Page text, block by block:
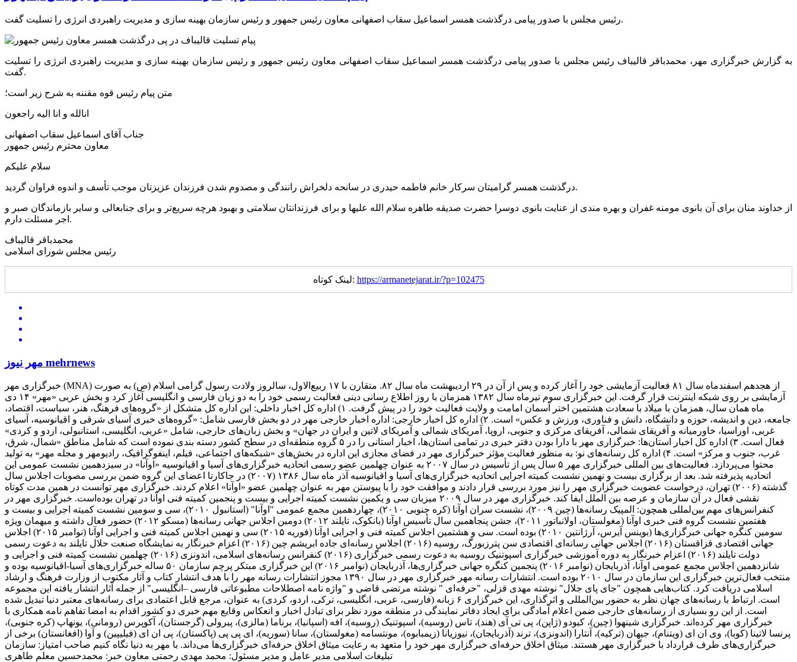
رئیس مجلس با صدور پیامی درگذشت همسر اسماعیل سقاب اصفهانی معاون رئیس جمهور و رئیس سازمان بهینه سازی و مدیریت راهبردی انرژی را تسلیت گفت.
به گزارش خبرگزاری مهر، محمدباقر قالیباف رئیس مجلس با صدور پیامی درگذشت همسر اسماعیل سقاب اصفهانی معاون رئیس جمهور و رئیس سازمان بهینه سازی و مدیریت راهبردی انرژی را تسلیت
گفت.
متن پیام رئیس قوه مقننه به شرح زیر است؛
انالله و انا الیه راجعون
جناب آقای اسماعیل سقاب اصفهانی
معاون محترم رئیس جمهور
سلام علیکم
درگذشت همسر گرامیتان سرکار خانم فاطمه حیدری در سانحه دلخراش رانندگی و مصدوم شدن فرزندان عزیزتان موجب تأسف و اندوه فراوان گردید.
از خداوند منان برای آن بانوی مومنه غفران و بهره مندی از عنایت بانوی دوسرا
حضرت صدیقه طاهره سلام الله علیها و برای فرزندانتان سلامتی و بهبود هرچه سریع‌تر و برای جنابعالی و سایر بازماندگان صبر و
اجر مسئلت دارم.
محمدباقر قالیباف
رئیس مجلس شورای اسلامی
لینک کوتاه: https://armanetejarat.ir/?p=102475
مهر نیوز mehrnews
خبرگزاری مهر (MNA) از هجدهم اسفندماه سال ۸۱ فعالیت آزمایشی خود را آغاز کرده و پس از آن در ۲۹ اردیبهشت ماه سال ۸۲. متقارن با ۱۷ ربیع‌الاول، سالروز ولادت رسول گرامی اسلام (ص) به صورت
آزمایشی بر روی شبکه اینترنت قرار گرفت. این خبرگزاری سوم تیرماه سال ۱۳۸۲ همزمان با روز اطلاع رسانی دینی فعالیت رسمی خود را به دو زبان فارسی و انگلیسی آغاز کرد و بخش عربی «مهر» ۱۴ دی
ماه همان سال، همزمان با میلاد با سعادت هشتمین اختر آسمان امامت و ولایت فعالیت خود را در پیش گرفت. ۱) اداره کل اخبار داخلی: این اداره کل متشکل از «گروه‌های فرهنگ، هنر، سیاست، اقتصاد،
جامعه، دین و اندیشه، حوزه و دانشگاه، دانش و فناوری، ورزش و عکس» است. ۲) اداره کل اخبار خارجی: اداره اخبار خارجی مهر در دو بخش فارسی شامل: «گروه‌های خبری آسیای شرقی و اقیانوسیه، آسیای
غربی، اوراسیا، خاورمیانه و آفریقای شمالی، آفریقای مرکزی و جنوبی، اروپا، آمریکای شمالی و آمریکای لاتین و ایران در جهان» و بخش زبان‌های خارجی، شامل «عربی، انگلیسی، استانبولی، اردو و کردی»
فعال است. ۳) اداره کل اخبار استان‌ها: خبرگزاری مهر با دارا بودن دفتر خبری در تمامی استان‌ها، اخبار استانی را در ۵ گروه منطقه‌ای در سطح کشور دسته بندی نموده است که شامل مناطق «شمال، شرق،
غرب، جنوب و مرکز» است. ۴) اداره کل رسانه‌های نو: به منظور فعالیت مؤثر خبرگزاری مهر در فضای مجازی این اداره در بخش‌های «شبکه‌های اجتماعی، فیلم، اینفوگرافیک، رادیومهر و مجله مهر» به تولید
محتوا می‌پردازد. فعالیت‌های بین المللی خبرگزاری مهر ۵ سال پس از تأسیس در سال ۲۰۰۷ به عنوان چهلمین عضو رسمی اتحادیه خبرگزاری‌های آسیا و اقیانوسیه «اوآنا» در سیزدهمین نشست عمومی این
اتحادیه پذیرفته شد. بعد از برگزاری بیست و نهمین نشست کمیته اجرایی اتحادیه خبرگزاری‌های آسیا و اقیانوسیه آذر ماه سال ۱۳۸۶ (۲۰۰۷) در جاکارتا اعضای این گروه ضمن بررسی مصوبات اجلاس سال
گذشته (۲۰۰۶) تهران، درخواست عضویت خبرگزاری مهر را نیز مورد بررسی قرار دادند و موافقت خود را با پیوستن مهر به عنوان چهلمین عضو «اوآنا» اعلام کردند. خبرگزاری مهر توانست در همین مدت کوتاه
نقشی فعال در آن سازمان و عرصه بین الملل ایفا کند. خبرگزاری مهر در سال ۲۰۰۹ میزبان سی و یکمین نشست کمیته اجرایی و بیست و پنجمین کمیته فنی اوآنا در تهران بوده‌است. خبرگزاری مهر در
کنفرانس‌های مهم بین‌لمللی همچون: المپیک رسانه‌ها (چین ۲۰۰۹)، نشست سران اوآنا (کره جنوبی ۲۰۱۰)، چهاردهمین مجمع عمومی "اوآنا" (استانبول ۲۰۱۰)، سی و سومین نشست کمیته اجرایی و بیست و
هفتمین نشست گروه فنی خبری اوآنا (مغولستان، اولانباتور ۲۰۱۱)، جشن پنجاهمین سال تأسیس اوآنا (بانکوک، تایلند ۲۰۱۲) دومین اجلاس جهانی رسانه‌ها (مسکو ۲۰۱۲) حضور فعال داشته و میهمان ویژه
سومین کنگره جهانی خبرگزاری‌ها (بوینس آیرس، آرژانتین ۲۰۱۰) بوده است. سی و هشتمین اجلاس کمیته فنی و اجرایی اوآنا (فوریه ۲۰۱۵) سی و نهمین اجلاس کمیته فنی و اجرایی اوآنا (نوامبر ۲۰۱۵) اجلاس
جهانی اقتصادی قزاقستان (۲۰۱۶) اجلاس جهانی رسانه‌ای اقتصادی سن پترزبورگ، روسیه (۲۰۱۶) اجلاس رسانه‌ای جاده ابریشم چین (۲۰۱۶) اعزام خبرنگار به نمایشگاه صنعت حلال تایلند به دعوت رسمی
دولت تایلند (۲۰۱۶) اعزام خبرنگار به دوره آموزشی خبرگزاری اسپوتنیک روسیه به دعوت رسمی خبرگزاری (۲۰۱۶) کنفرانس رسانه‌های اسلامی، اندونزی (۲۰۱۶) چهلمین نشست کمیته فنی و اجرایی و
شانزدهمین اجلاس مجمع عمومی اوآنا، آذربایجان (نوامبر ۲۰۱۶) پنجمین کنگره جهانی خبرگزاری‌ها، آذربایجان (نوامبر ۲۰۱۶) این خبرگزاری مبتکر پرچم سازمان ۵۰ ساله خبرگزاری‌های آسیا-اقیانوسیه بوده و
منتخب فعال‌ترین خبرگزاری این سازمان در سال ۲۰۱۰ بوده است. انتشارات رسانه مهر خبرگزاری مهر در سال ۱۳۹۰ مجوز انتشارات رسانه مهر را با هدف انتشار کتاب و آثار مکتوب از وزارت فرهنگ و ارشاد
اسلامی دریافت کرد. کتاب‌هایی همچون "جای پای جلال" نوشته مهدی قزلی، "حرفه‌ای " نوشته مرتضی قاضی و "واژه نامه اصطلاحات مطبوعاتی فارسی –انگلیسی" از جمله آثار انتشار یافته این مجموعه
است. ارتباط با رسانه‌های جهان نظر به حضور بین‌المللی و اثرگذاری، این خبرگزاری ۶ زبانه (فارسی، عربی، انگلیسی، ترکی، اردو، کردی) به عنوان، مرجع قابل اعتمادی برای رسانه‌های معتبر دنیا تبدیل شده
است. از این رو بسیاری از رسانه‌های خارجی ضمن اعلام آمادگی برای ایجاد دفاتر نمایندگی در منطقه مورد نظر برای تبادل اخبار و انعکاس وقایع مهم خبری دو کشور اقدام به امضا تفاهم نامه همکاری با
خبرگزاری مهر کرده‌اند. خبرگزاری شینهوا (چین)، کیودو (ژاپن)، پی تی آی (هند)، تاس (روسیه)، اسپوتنیک (روسیه)، افه (اسپانیا)، برناما (مالزی)، پیرولی (گرجستان)، آکوپرس (رومانی)، یونهاپ (کره جنوبی)،
پرنسا لاتینا (کوبا)، وی ان ای (ویتنام)، جیهان (ترکیه)، آنتارا (اندونزی)، ترند (آذربایجان)، نیوزیانا (زیمبابوه)، مونتسامه (مغولستان)، سانا (سوریه)، ای پی پی (پاکستان)، پی ان ای (فیلیپین) و آوا (افغانستان) برخی از
خبرگزاری‌های طرف قرارداد با خبرگزاری مهر هستند. میثاق اخلاق حرفه‌ای خبرگزاری مهر خود را متعهد به رعایت میثاق اخلاق حرفه‌ای خبرگزاری‌ها می‌داند. با مهر به دنیا نگاه کنیم صاحب امتیاز: سازمان
تبلیغات اسلامی مدیر عامل و مدیر مسئول: محمد مهدی رحمتی معاون خبر: محمدحسین معلم طاهری